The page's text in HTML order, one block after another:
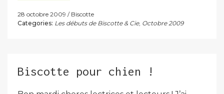
28 octobre 2009
Biscotte
Categories: Les débuts de Biscotte & Cie, Octobre 2009
Biscotte pour chien !